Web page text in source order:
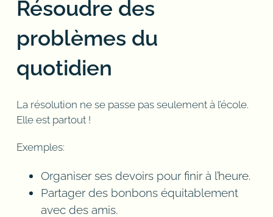
Résoudre des
problèmes du
quotidien
La résolution ne se passe pas seulement à l’école.
Elle est partout !
Exemples:
Organiser ses devoirs pour finir à l’heure.
Partager des bonbons équitablement
avec des amis.